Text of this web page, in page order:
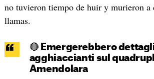
no tuvieron tiempo de huir y murieron a
llamas.
🔴 Emergerebbero
agghiaccianti sul
Amendolara